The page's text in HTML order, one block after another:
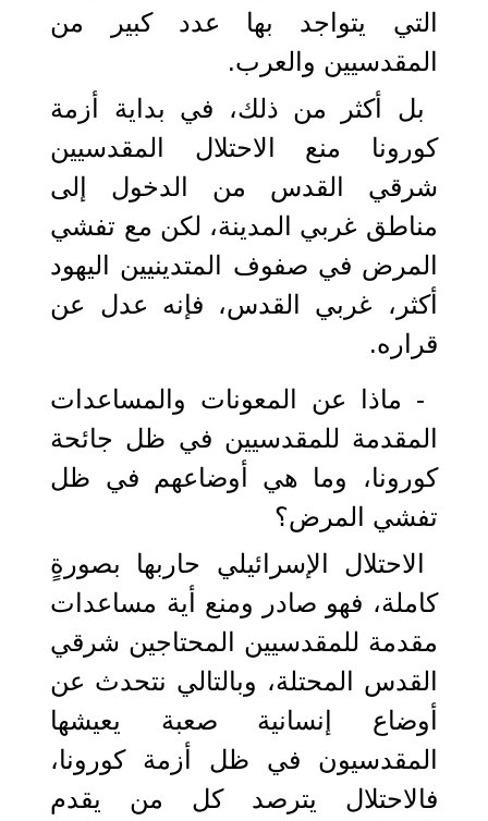
التي يتواجد بها عدد كبير من
المقدسيين والعرب.
بل أكثر من ذلك، في بداية أزمة
كورونا منع الاحتلال المقدسيين
شرقي القدس من الدخول إلى
مناطق غربي المدينة، لكن مع تفشي
المرض في صفوف المتدينيين اليهود
أكثر، غربي القدس، فإنه عدل عن
قراره.
- ماذا عن المعونات والمساعدات
المقدمة للمقدسيين في ظل جائحة
كورونا، وما هي أوضاعهم في ظل
تفشي المرض؟
الاحتلال الإسرائيلي حاربها بصورةٍ
كاملة، فهو صادر ومنع أية مساعدات
مقدمة للمقدسيين المحتاجين شرقي
القدس المحتلة، وبالتالي نتحدث عن
أوضاع إنسانية صعبة يعيشها
المقدسيون في ظل أزمة كورونا،
فالاحتلال يترصد كل من يقدم